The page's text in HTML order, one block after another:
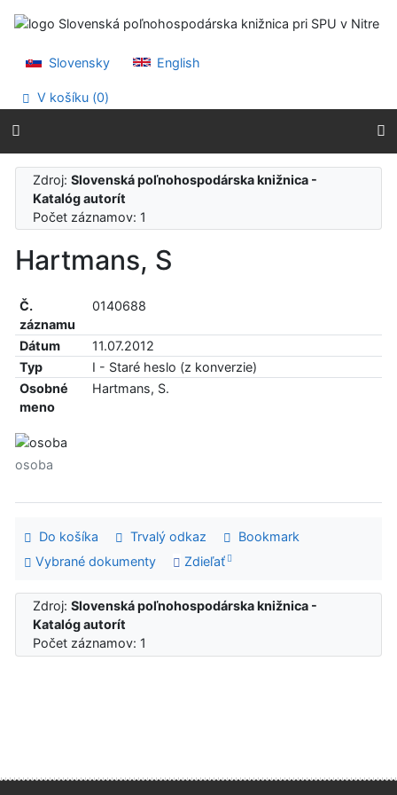
Prejsť na menu
Slovensky
English
V košíku (0)
Zdroj:Slovenská poľnohospodárska knižnica -
Katalóg autorít
Počet záznamov: 1
Hartmans, S
Č.
záznamu
0140688
Dátum
11.07.2012
Typ
I - Staré heslo (z konverzie)
Osobné
meno
Hartmans, S.
osoba
Do košíka Trvalý odkaz
Bookmark
Vybrané dokumenty
Zdieľať
Zdroj:Slovenská poľnohospodárska knižnica -
Katalóg autorít
Počet záznamov: 1